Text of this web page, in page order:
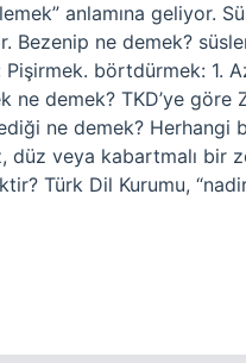
anlamına geliyor.
Bezenip ne demek?
börtdürmek: 1.
demek? TKD’ye göre
ne demek? Herhangi
düz veya kabartmalı bir
Türk Dil Kurumu,